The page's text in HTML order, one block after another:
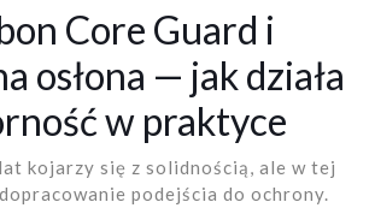
Core Guard i
osłona — jak działa
w praktyce
kojarzy się z solidnością, ale w tej
podejścia do ochrony.